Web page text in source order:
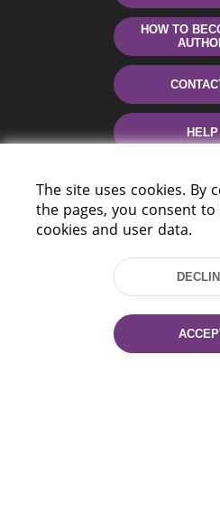
HOW TO
HELP
Tel.: (+375 17) 368 37 37
The site uses cookies. By
the pages, you consent
cookies and user data.